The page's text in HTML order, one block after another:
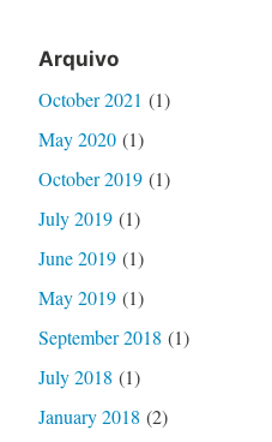
Arquivo
October 2021 (1)
May 2020(1)
October 2019(1)
July 2019(1)
June 2019(1)
May 2019(1)
September 2018 (1)
July 2018 (1)
January 2018 (2)